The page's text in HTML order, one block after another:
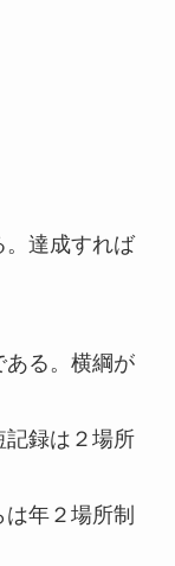
。達成すれば
ある。横綱が
記録は２場所
年２場所制